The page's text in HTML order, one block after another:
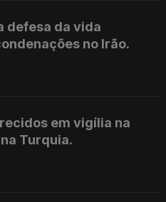
defesa da vida
no Irão.
em vigília na
Turquia.